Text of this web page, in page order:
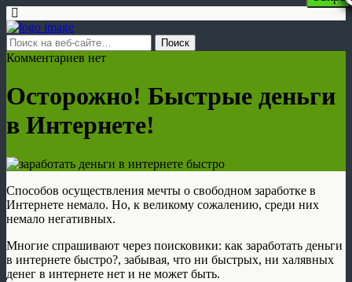
Комментариев нет
Осторожно! Быстрые деньги
в Интернете!
Способов осуществления мечты о свободном заработке в
Интернете немало. Но, к великому сожалению, среди них
немало негативных.
Многие спрашивают через поисковики: как заработать деньги
в интернете быстро?, забывая, что ни быстрых, ни халявных
денег в интернете нет и не может быть.